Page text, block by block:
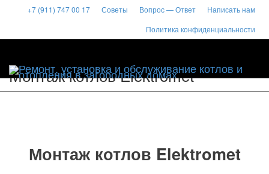
+7 (911) 747 00 17 Советы Вопрос — Ответ
Написать нам
Политика конфиденциальности
Монтаж котлов Elektromet
Монтаж котлов Elektromet